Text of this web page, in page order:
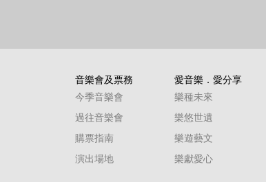
音樂會及票務
今季音樂會
過往音樂會
購票指南
演出場地
愛音樂．愛分享
樂種未來
樂悠世遺
樂遊藝文
樂獻愛心